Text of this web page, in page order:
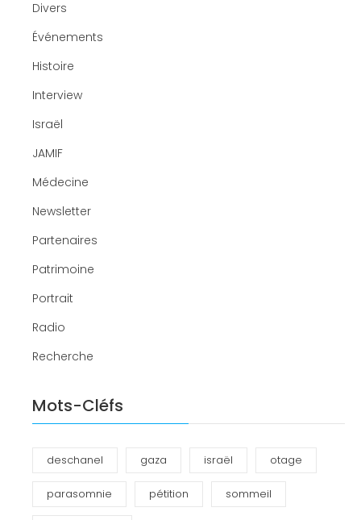
Divers
Événements
Histoire
Interview
Israël
JAMIF
Médecine
Newsletter
Partenaires
Patrimoine
Portrait
Radio
Recherche
Mots-Cléfs
deschanel gaza israël otage
parasomnie pétition sommeil